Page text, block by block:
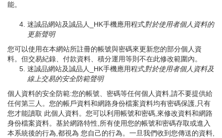
能。
迷誠品網站及誠品人_HK手機應用程式對於使用者個人資料的
更新聲明
您可以使用在本網站所註冊的帳號與密碼來更新您的部分個人資
料。但交易紀錄、付款資料、積分運用等則不在此修改範圍內。
迷誠品網站及誠品人_HK手機應用程式對於使用者個人資料及
線上交易的安全防範聲明
個人資料的安全防範:您的帳號、密碼等任何個人資料,請不要提供給
任何第三人。您的帳戶資料和網路身份檔案資料均有密碼保護,只有
您才能讀取 此個人資料。您可以利用帳號和密碼,來修改資料和網路
身份檔案資料。基於網路特性,所有使用您的帳號和密碼存取或進入
本系統後的行為,都視為 您自己的行為。一旦我們收到您傳送的資料,